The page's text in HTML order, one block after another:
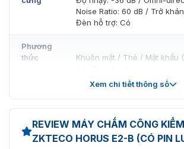
trợ mô-đun thẻ tần số kép (125kHz &
ứng nhiều nhu cầu sử dụng khác nhau.
Hệ thống mã hóa AES-256 giúp bảo vệ
trắc học và dữ liệu cá nhân, đảm bảo an
Noise Ratio: 60 dB / Trở
Đèn hỗ trợ: Có
Phương
thức
Khuôn mặt / Thẻ / Mật khẩu
mẫu
vân tay
Không hỗ trợ
Xem chi tiết thông số
REVIEW MÁY CHẤM CÔNG
ZKTECO HORUS E2-B (CÓ PIN